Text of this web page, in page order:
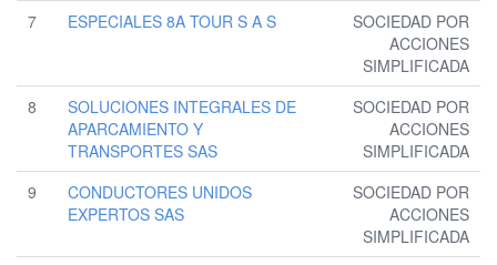
7
ESPECIALES 8A TOUR S A S
SOCIEDAD POR
ACCIONES
SIMPLIFICADA
8
SOLUCIONES INTEGRALES DE
APARCAMIENTO Y
TRANSPORTES SAS
SOCIEDAD POR
ACCIONES
SIMPLIFICADA
9
CONDUCTORES UNIDOS
EXPERTOS SAS
SOCIEDAD POR
ACCIONES
SIMPLIFICADA